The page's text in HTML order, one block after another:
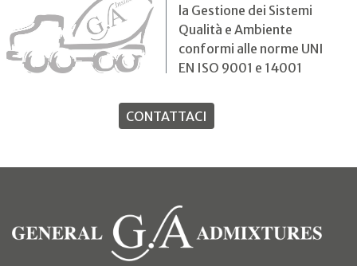
la Gestione dei Sistemi
Qualità e Ambiente
conformi alle norme UNI
EN ISO 9001 e 14001
CONTATTACI